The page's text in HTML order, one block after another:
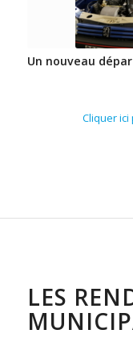
Un nouveau
Cliquer
LES